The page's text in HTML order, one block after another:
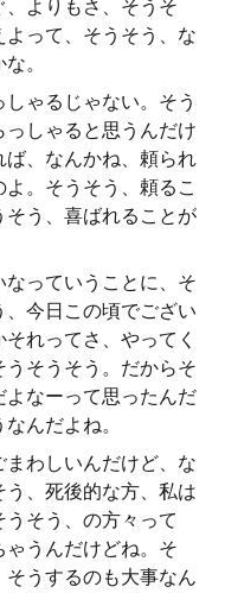
よりもさ、そうそ
って、そうそう、な
。
ゃるじゃない。そう
しゃると思うんだけ
ば、なんかね、頼られ
。そうそう、頼るこ
そう、喜ばれることが
っていうことに、そ
今日この頃でござい
れってさ、やってく
そうそう。だからそ
なーって思ったんだ
んだよね。
わしいんだけど、な
、死後的な方、私は
そう、の方々って
うんだけどね。そ
うするのも大事なん